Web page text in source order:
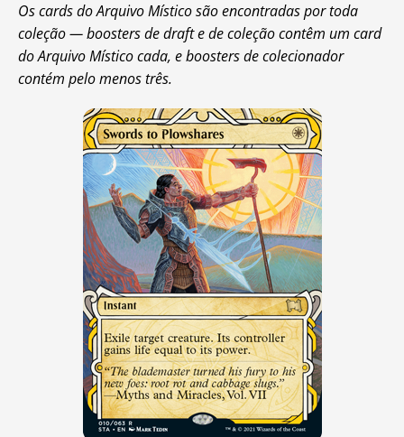
Os cards do Arquivo Místico são encontradas por toda
coleção — boosters de draft e de coleção contêm um card
do Arquivo Místico cada, e boosters de colecionador
contém pelo menos três.